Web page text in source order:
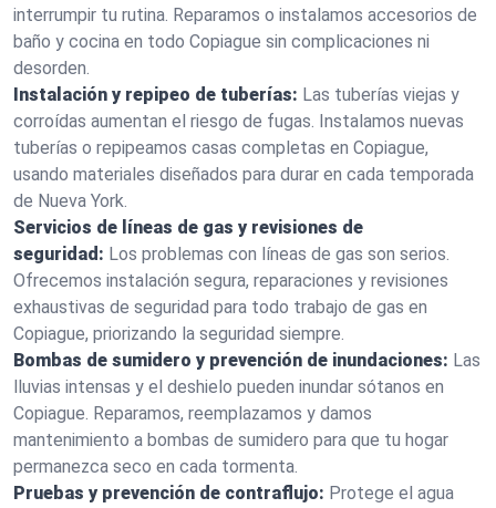
interrumpir tu rutina. Reparamos o instalamos accesorios de
baño y cocina en todo Copiague sin complicaciones ni
desorden.
Instalación y repipeo de tuberías: Las tuberías viejas y
corroídas aumentan el riesgo de fugas. Instalamos nuevas
tuberías o repipeamos casas completas en Copiague,
usando materiales diseñados para durar en cada temporada
de Nueva York.
Servicios de líneas de gas y revisiones de
seguridad: Los problemas con líneas de gas son serios.
Ofrecemos instalación segura, reparaciones y revisiones
exhaustivas de seguridad para todo trabajo de gas en
Copiague, priorizando la seguridad siempre.
Bombas de sumidero y prevención de inundaciones: Las
lluvias intensas y el deshielo pueden inundar sótanos en
Copiague. Reparamos, reemplazamos y damos
mantenimiento a bombas de sumidero para que tu hogar
permanezca seco en cada tormenta.
Pruebas y prevención de contraflujo: Protege el agua